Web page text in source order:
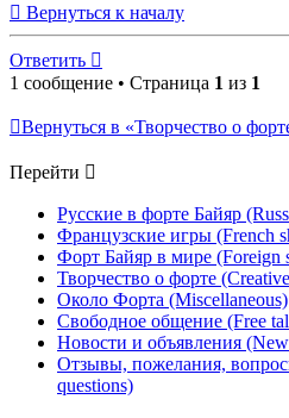
Вернуться к началу
Ответить
1 сообщение • Страница 1 из 1
Вернуться в «Творчество о
Перейти
Русские в форте Байяр
Французские игры (French
Форт Байяр в мире (Foreign
Творчество о форте
Около Форта (Miscellaneous)
Свободное общение (Free
Новости и объявления
Отзывы, пожелания,
questions)